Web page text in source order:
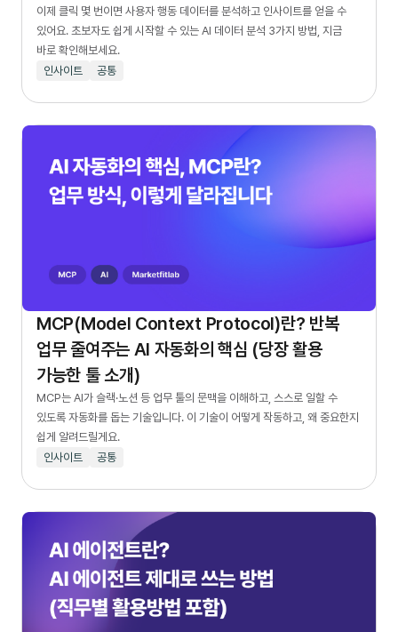
이제 클릭 몇 번이면 사용자 행동 데이터를 분석하고 인사이트를 얻을 수
있어요. 초보자도 쉽게 시작할 수 있는 AI 데이터 분석 3가지 방법, 지금
바로 확인해보세요.
인사이트
공통
MCP(Model Context Protocol)란? 반복
업무 줄여주는 AI 자동화의 핵심 (당장 활용
가능한 툴 소개)
MCP는 AI가 슬랙·노션 등 업무 툴의 문맥을 이해하고, 스스로 일할 수
있도록 자동화를 돕는 기술입니다. 이 기술이 어떻게 작동하고, 왜 중요한지
쉽게 알려드릴게요.
인사이트
공통